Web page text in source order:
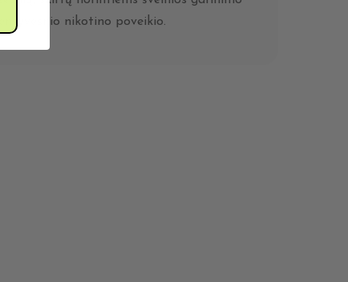
nikotino poveikio.